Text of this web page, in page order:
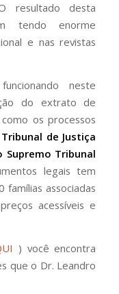
resultado desta
tendo enorme
e nas revistas
neste
do extrato de
os processos
Tribunal de Justiça
Supremo Tribunal
legais tem
associadas
acessíveis e
) você encontra
que o Dr. Leandro